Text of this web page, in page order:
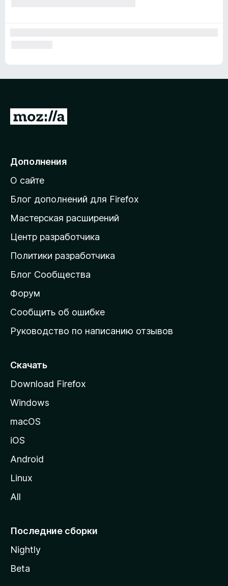
П
е
й
т
и
а
д
о
а
ш
н
ю
т
а
н
у
M
i
l
Дополнения
О сайте
Блог дополнений для Firefox
Мастерская расширений
Центр разработчика
Политики разработчика
Блог Сообщества
Форум
Сообщить об ошибке
Руководство по написанию отзывов
Скачать
Download Firefox
Windows
macOS
iOS
Android
Linux
All
Последние сборки
Nightly
Beta